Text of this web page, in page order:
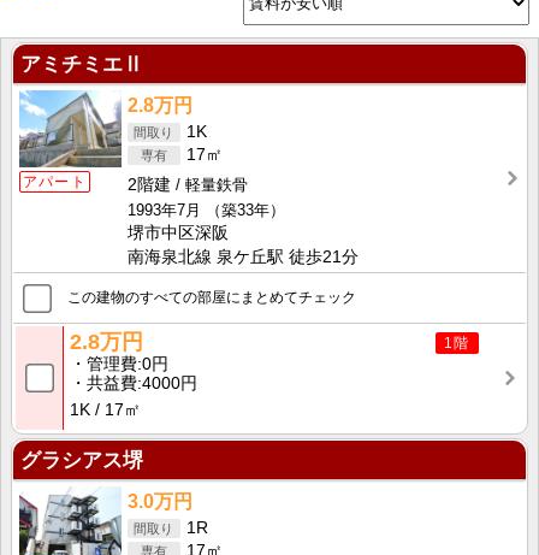
アミチミエⅡ
アパート
2.8万円
1K
17㎡
2階建
軽量鉄骨
1993年7月
（築33年）
堺市中区深阪
南海泉北線 泉ケ丘駅 徒歩21分
この建物のすべての部屋にまとめてチェック
1階
2.8万円
管理費 0円
共益費 4000円
1K
17㎡
グラシアス堺
3.0万円
1R
17㎡